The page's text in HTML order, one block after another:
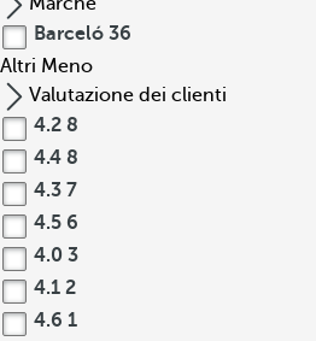
Barceló 36
Altri Meno
Valutazione dei clienti
4.2 8
4.4 8
4.3 7
4.5 6
4.0 3
4.1 2
4.6 1